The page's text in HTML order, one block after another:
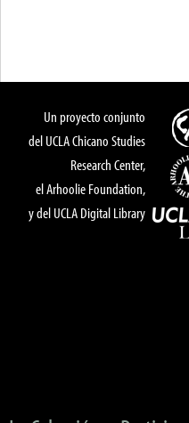
Un proyecto conjunto
del UCLA Chicano Studies
Research Center,
el Arhoolie Foundation,
y del UCLA Digital Library